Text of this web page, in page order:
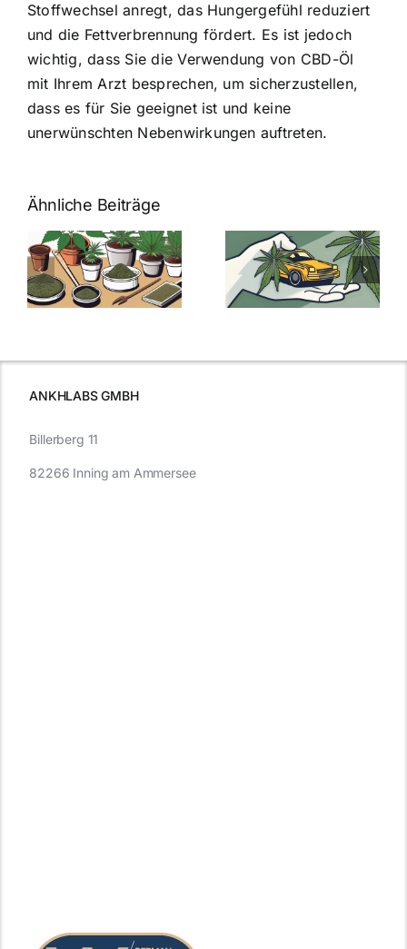
Stoffwechsel anregt, das Hungergefühl reduziert
und die Fettverbrennung fördert. Es ist jedoch
wichtig, dass Sie die Verwendung von CBD-Öl
mit Ihrem Arzt besprechen, um sicherzustellen,
dass es für Sie geeignet ist und keine
unerwünschten Nebenwirkungen auftreten.
Ähnliche Beiträge
Neue THC-
Grenzwert-
Regelung:
Was Sie über
Cannabis und
müssen
Cannabis
Samen
kaufen: Alles
was Sie
ANKHLABS GMBH
Billerberg 11
82266 Inning am Ammersee